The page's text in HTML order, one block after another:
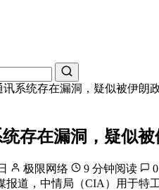
讯系统存在漏洞，疑似被伊朗
存在漏洞，疑似
极限网络 9 分钟阅读
报道，中情局（CIA）用于特